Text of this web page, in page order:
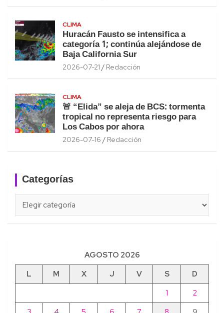
CLIMA
Huracán Fausto se intensifica a
categoría 1; continúa alejándose de
Baja California Sur
2026-07-21 Redacción
CLIMA
🚨 “Elida” se aleja de BCS: tormenta
tropical no representa riesgo para
Los Cabos por ahora
2026-07-16 Redacción
Categorías
AGOSTO 2026
L
M X J V S
D
1
2